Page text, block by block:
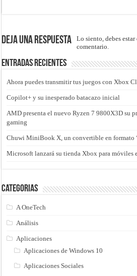
Deja una respuesta Lo siento, debes estar
comentario.
Entradas recientes
Ahora puedes transmitir tus juegos con Xbox
Copilot+ y su inesperado batacazo inicial
AMD presenta el nuevo Ryzen 7 9800X3D su
gaming
Chuwi MiniBook X, un convertible en formato
Microsoft lanzará su tienda Xbox para móviles
Categorias
A OneTech
Análisis
Aplicaciones
Aplicaciones de Windows 10
Aplicaciones Sociales